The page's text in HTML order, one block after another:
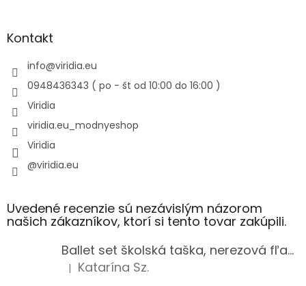
Kontakt
info@viridia.eu
0948436343 ( po - št od 10:00 do 16:00 )
Viridia
viridia.eu_modnyeshop
Viridia
@viridia.eu
Uvedené recenzie sú nezávislým názorom
našich zákazníkov, ktorí si tento tovar zakúpili.
Ballet set školská taška, nerezová fľaša a plný peračník s motívom baletky pre dievča
Hodnotenie produktu je 5 z 5 hviezdičiek.
| Katarína Sz.